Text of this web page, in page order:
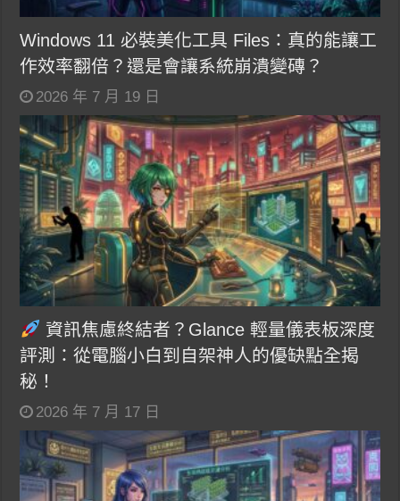
Windows 11 必裝美化工具 Files：真的能讓工
作效率翻倍？還是會讓系統崩潰變磚？
2026 年 7 月 19 日
資訊焦慮終結者？Glance 輕量儀表板深度
評測：從電腦小白到自架神人的優缺點全揭
秘！
2026 年 7 月 17 日